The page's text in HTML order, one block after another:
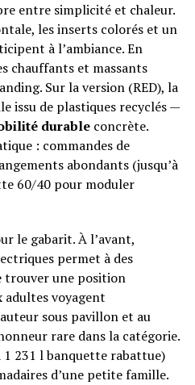
entre simplicité et chaleur.
les inserts colorés et un
à l’ambiance. En
chauffants et massants
Sur la version (RED), la
issu de plastiques recyclés —
durableconcrète.
: commandes de
abondants (jusqu’à
60/40 pour moduler
le gabarit. À l’avant,
permet à des
trouver une position
adultes voyagent
sous pavillon et au
rare dans la catégorie.
1 231 l banquette rabattue)
d’une petite famille.